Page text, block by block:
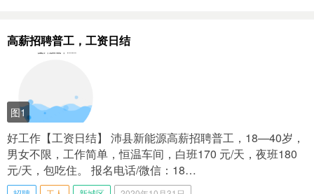
高薪招聘普工，工资日结
图1
好工作【工资日结】 沛县新能源高薪招聘普工，18—40岁，
男女不限，工作简单，恒温车间，白班170 元/天，夜班180
元/天，包吃住。 报名电话/微信：18…